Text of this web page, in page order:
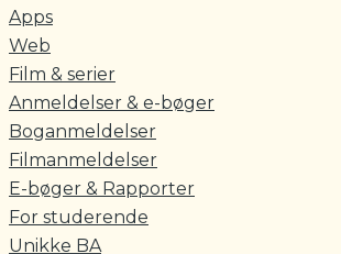
Apps
Web
Film & serier
Anmeldelser & e-bøger
Boganmeldelser
Filmanmeldelser
E-bøger & Rapporter
For studerende
Unikke BA